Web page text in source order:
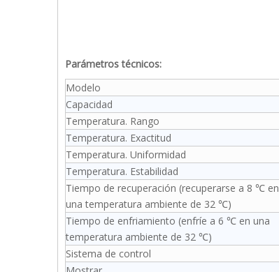
Parámetros técnicos:
Modelo
Capacidad
Temperatura. Rango
Temperatura. Exactitud
Temperatura. Uniformidad
Temperatura. Estabilidad
Tiempo de recuperación (recuperarse a 8 ℃ en
una temperatura ambiente de 32 ℃)
Tiempo de enfriamiento (enfríe a 6 ℃ en una
temperatura ambiente de 32 ℃)
Sistema de control